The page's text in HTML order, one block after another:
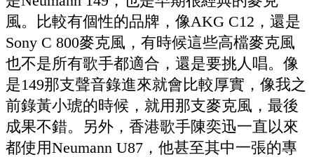
風。比較有個性的品牌，像AKG C12，還是
Sony C 800麥克風，有時候這些高檔麥克風
也不是所有歌手都適合，還是要挑人唱。像
是149那支聲音錄進來就會比較厚實，像我之
前錄黃小琥的時候，就用那支麥克風，最後
成果不錯。另外，香港歌手陳奕迅一直以來
都使用Neumann U87，他甚至其中一張的專